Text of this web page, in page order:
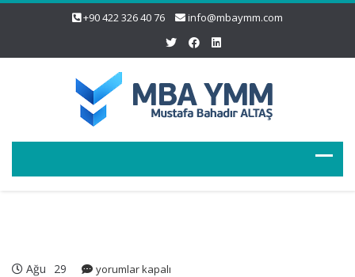
+90 422 326 40 76 info@mbaymm.com
Ağu 29
KGK
yorumlar kapalı